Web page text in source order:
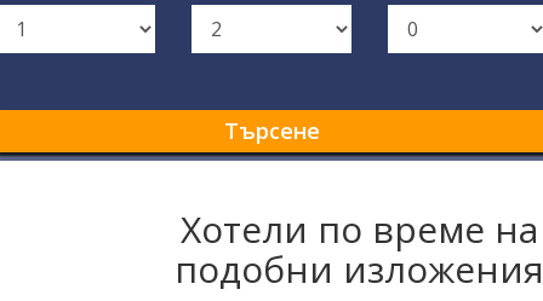
Търсене
Хотели по време на
подобни изложения